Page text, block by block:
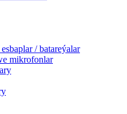
/ batareýalar
mikrofonlar